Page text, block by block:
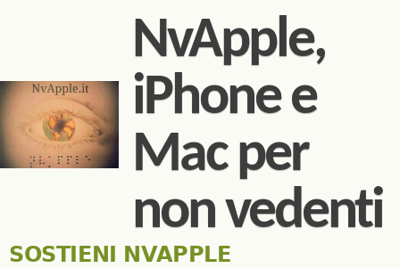
Salta al contenuto
principale
NvApple,
iPhone e
Mac per
non vedenti
SOSTIENI NVAPPLE